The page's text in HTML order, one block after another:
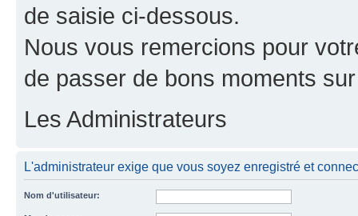
de saisie ci-dessous.
Nous vous remercions pour
de passer de bons moments
Les Administrateurs
L'administrateur exige que vous soyez enregistré et
Nom d'utilisateur: